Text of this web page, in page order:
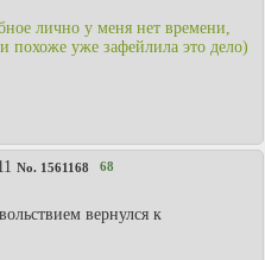
лично у меня нет времени,
похоже уже зафейлила это дело)
No. 1561168 68
вернулся к